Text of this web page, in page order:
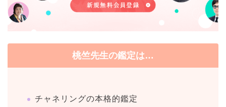
桃竺先生の鑑定は…
チャネリングの本格的鑑定